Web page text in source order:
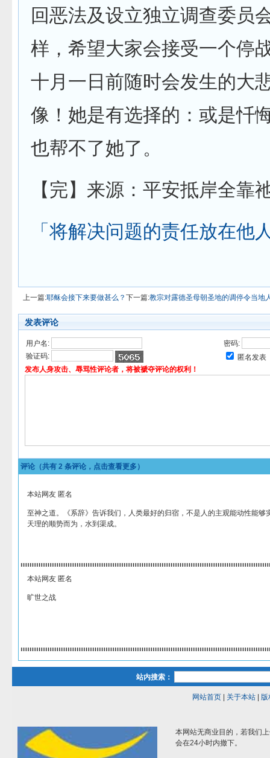
回恶法及设立独立调查委员
样，希望大家会接受一个停
十月一日前随时会发生的大
像！她是有选择的：或是忏
也帮不了她了。
【完】来源：平安抵岸全靠
「将解决问题的责任放在他
上一篇:耶稣会接下来要做甚么？ 下一篇:教宗对露德圣母朝圣地的调停令当地
发表评论
用户名:
密码:
验证码:
匿名发表
发布人身攻击、辱骂性评论者，将被褫夺评论的权利！
评论（共有 2 条评论，点击查看更多）
本站网友 匿名
至神之道。《系辞》告诉我们，人类最好的归宿，不是人的主观能动性能够
天理的顺势而为，水到渠成。
本站网友 匿名
旷世之战
站内搜索：
网站首页| 关于本站| 版
本网站无商业目的，若我们
会在24小时内撤下。